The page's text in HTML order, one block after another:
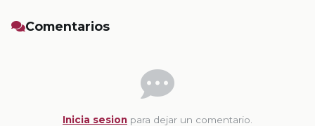
Comentarios
Inicia sesion para dejar un comentario.